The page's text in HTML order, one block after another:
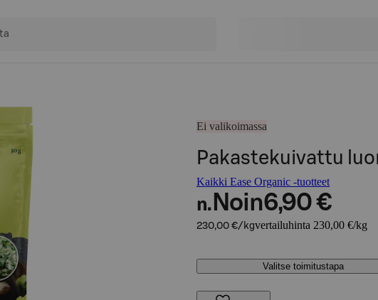
Ei valikoimassa
Pakastekuivattu
Kaikki Ease Organic -tuotteet
n. Noin6,90 €
230,00 €/kgvertailuhinta 230,00 €/kg
Valitse toimitustapa